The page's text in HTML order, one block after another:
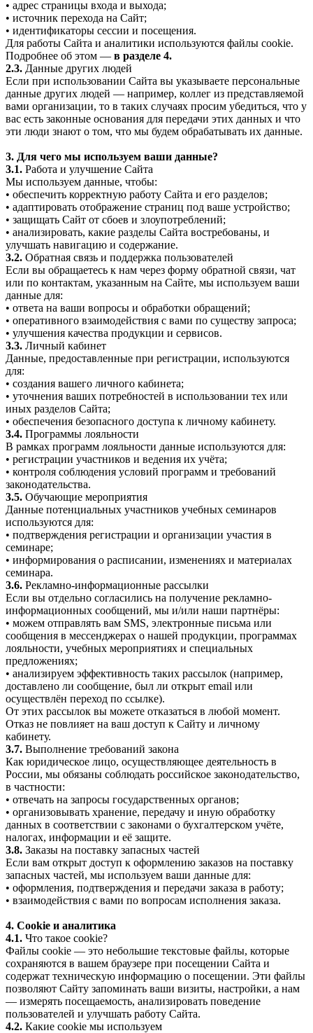
• адрес страницы входа и выхода;
• источник перехода на Сайт;
• идентификаторы сессии и посещения.
Для работы Сайта и аналитики используются файлы cookie.
Подробнее об этом — в разделе 4.
2.3. Данные других людей
Если при использовании Сайта вы указываете персональные
данные других людей — например, коллег из представляемой
вами организации, то в таких случаях просим убедиться, что у
вас есть законные основания для передачи этих данных и что
эти люди знают о том, что мы будем обрабатывать их данные.
3. Для чего мы используем ваши данные?
3.1. Работа и улучшение Сайта
Мы используем данные, чтобы:
• обеспечить корректную работу Сайта и его разделов;
• адаптировать отображение страниц под ваше устройство;
• защищать Сайт от сбоев и злоупотреблений;
• анализировать, какие разделы Сайта востребованы, и
улучшать навигацию и содержание.
3.2. Обратная связь и поддержка пользователей
Если вы обращаетесь к нам через форму обратной связи, чат
или по контактам, указанным на Сайте, мы используем ваши
данные для:
• ответа на ваши вопросы и обработки обращений;
• оперативного взаимодействия с вами по существу запроса;
• улучшения качества продукции и сервисов.
3.3. Личный кабинет
Данные, предоставленные при регистрации, используются
для:
• создания вашего личного кабинета;
• уточнения ваших потребностей в использовании тех или
иных разделов Сайта;
• обеспечения безопасного доступа к личному кабинету.
3.4. Программы лояльности
В рамках программ лояльности данные используются для:
• регистрации участников и ведения их учёта;
• контроля соблюдения условий программ и требований
законодательства.
3.5. Обучающие мероприятия
Данные потенциальных участников учебных семинаров
используются для:
• подтверждения регистрации и организации участия в
семинаре;
• информирования о расписании, изменениях и материалах
семинара.
3.6. Рекламно-информационные рассылки
Если вы отдельно согласились на получение рекламно-
информационных сообщений, мы и/или наши партнёры:
• можем отправлять вам SMS, электронные письма или
сообщения в мессенджерах о нашей продукции, программах
лояльности, учебных мероприятиях и специальных
предложениях;
• анализируем эффективность таких рассылок (например,
доставлено ли сообщение, был ли открыт email или
осуществлён переход по ссылке).
От этих рассылок вы можете отказаться в любой момент.
Отказ не повлияет на ваш доступ к Сайту и личному
кабинету.
3.7. Выполнение требований закона
Как юридическое лицо, осуществляющее деятельность в
России, мы обязаны соблюдать российское законодательство,
в частности:
• отвечать на запросы государственных органов;
• организовывать хранение, передачу и иную обработку
данных в соответствии с законами о бухгалтерском учёте,
налогах, информации и её защите.
3.8. Заказы на поставку запасных частей
Если вам открыт доступ к оформлению заказов на поставку
запасных частей, мы используем ваши данные для:
• оформления, подтверждения и передачи заказа в работу;
• взаимодействия с вами по вопросам исполнения заказа.
4. Cookie и аналитика
4.1. Что такое cookie?
Файлы cookie — это небольшие текстовые файлы, которые
сохраняются в вашем браузере при посещении Сайта и
содержат техническую информацию о посещении. Эти файлы
позволяют Сайту запоминать ваши визиты, настройки, а нам
— измерять посещаемость, анализировать поведение
пользователей и улучшать работу Сайта.
4.2. Какие cookie мы используем